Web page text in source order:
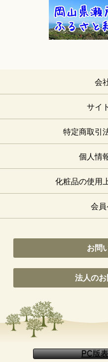
会
サイ
特定商取引
個人情
化粧品の使用
会員
お問
法人の